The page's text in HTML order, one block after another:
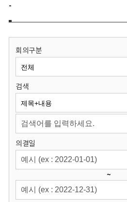
보
원
회
-
회의구분
검색
의결일
~